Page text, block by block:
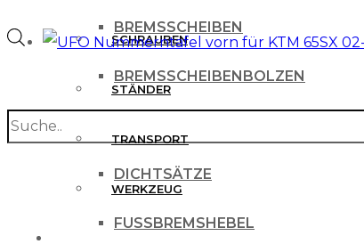
BREMSSCHEIBEN
BREMSSCHEIBENBOLZEN
DICHTSÄTZE
FUSSBREMSHEBEL
Products
search
SCHRAUBEN
STÄNDER
TRANSPORT
WERKZEUG